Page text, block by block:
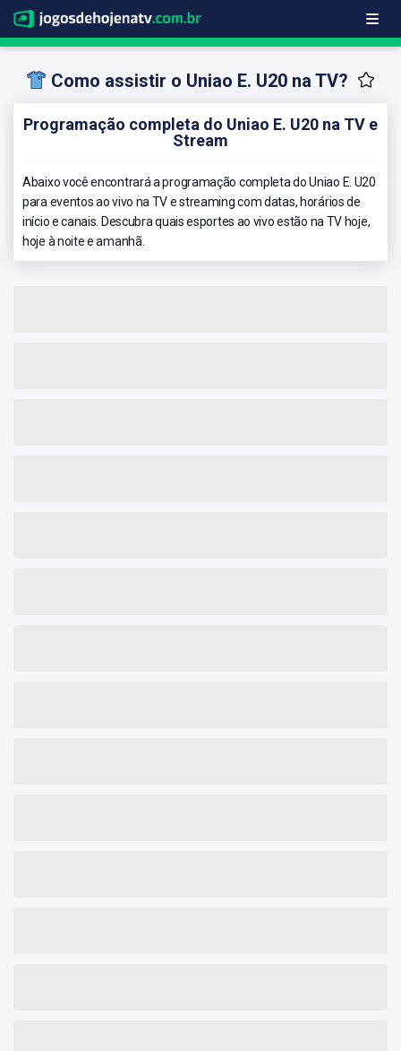
Como assistir o Uniao E. U20 na TV?
Programação completa do Uniao E. U20 na TV e
Stream
Abaixo você encontrará a programação completa do Uniao E. U20
para eventos ao vivo na TV e streaming com datas, horários de
início e canais. Descubra quais esportes ao vivo estão na TV hoje,
hoje à noite e amanhã.